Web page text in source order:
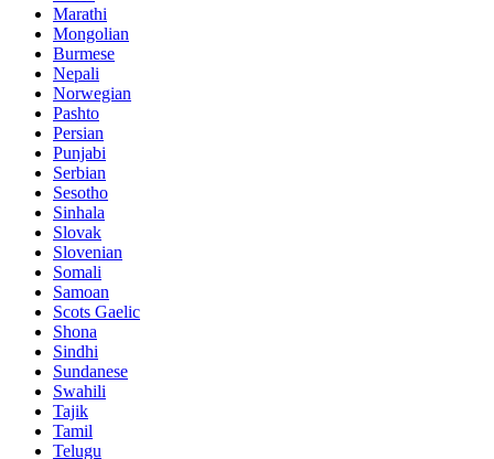
Marathi
Mongolian
Burmese
Nepali
Norwegian
Pashto
Persian
Punjabi
Serbian
Sesotho
Sinhala
Slovak
Slovenian
Somali
Samoan
Scots Gaelic
Shona
Sindhi
Sundanese
Swahili
Tajik
Tamil
Telugu